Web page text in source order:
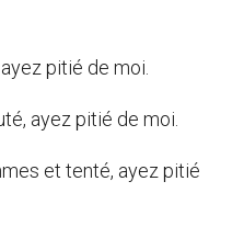
pitié de moi.
ayez pitié de moi.
et tenté, ayez pitié